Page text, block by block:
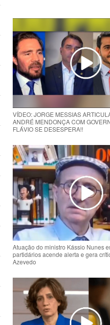
VÍDEO: JORGE MESSIAS
ANDRÉ MENDONÇA COM
FLÁVIO SE DESESPERA!!
Atuação do ministro Kássio Nunes
partidários acende alerta e gera
Azevedo